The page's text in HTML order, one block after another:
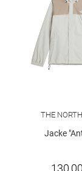
THE
Jacke